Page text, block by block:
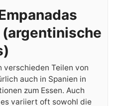
verschieden Teilen von
auch in Spanien in
zum Essen. Auch
variiert oft sowohl die